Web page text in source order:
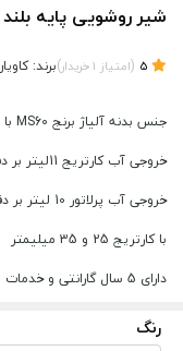
شیر روشویی پایه
(امتیاز 1خریدار)برند:
جنس بدنه آلیاژ برنج MS60 با سرب کمتر از 2.5 درصد
خروجی آب کارتریج 11لیتر بر دقیقه
خروجی آب پرلاتور 10 لیتر بر دقیقه
با کارتریج 25 و 35 میلیمتر
دارای 5 سال گارانتی و خدمات پس از فروش از شرکت کاویان
رنگ